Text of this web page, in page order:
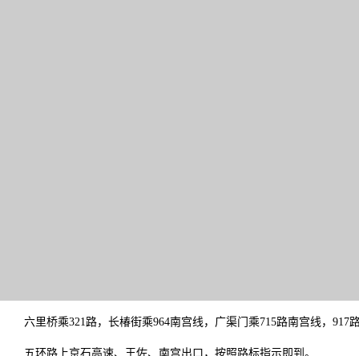
六里桥乘321路，长椿街乘964南宫线，广渠门乘715路南宫线，
五环路上京石高速、王佐、南宫出口，按照路标指示即到。